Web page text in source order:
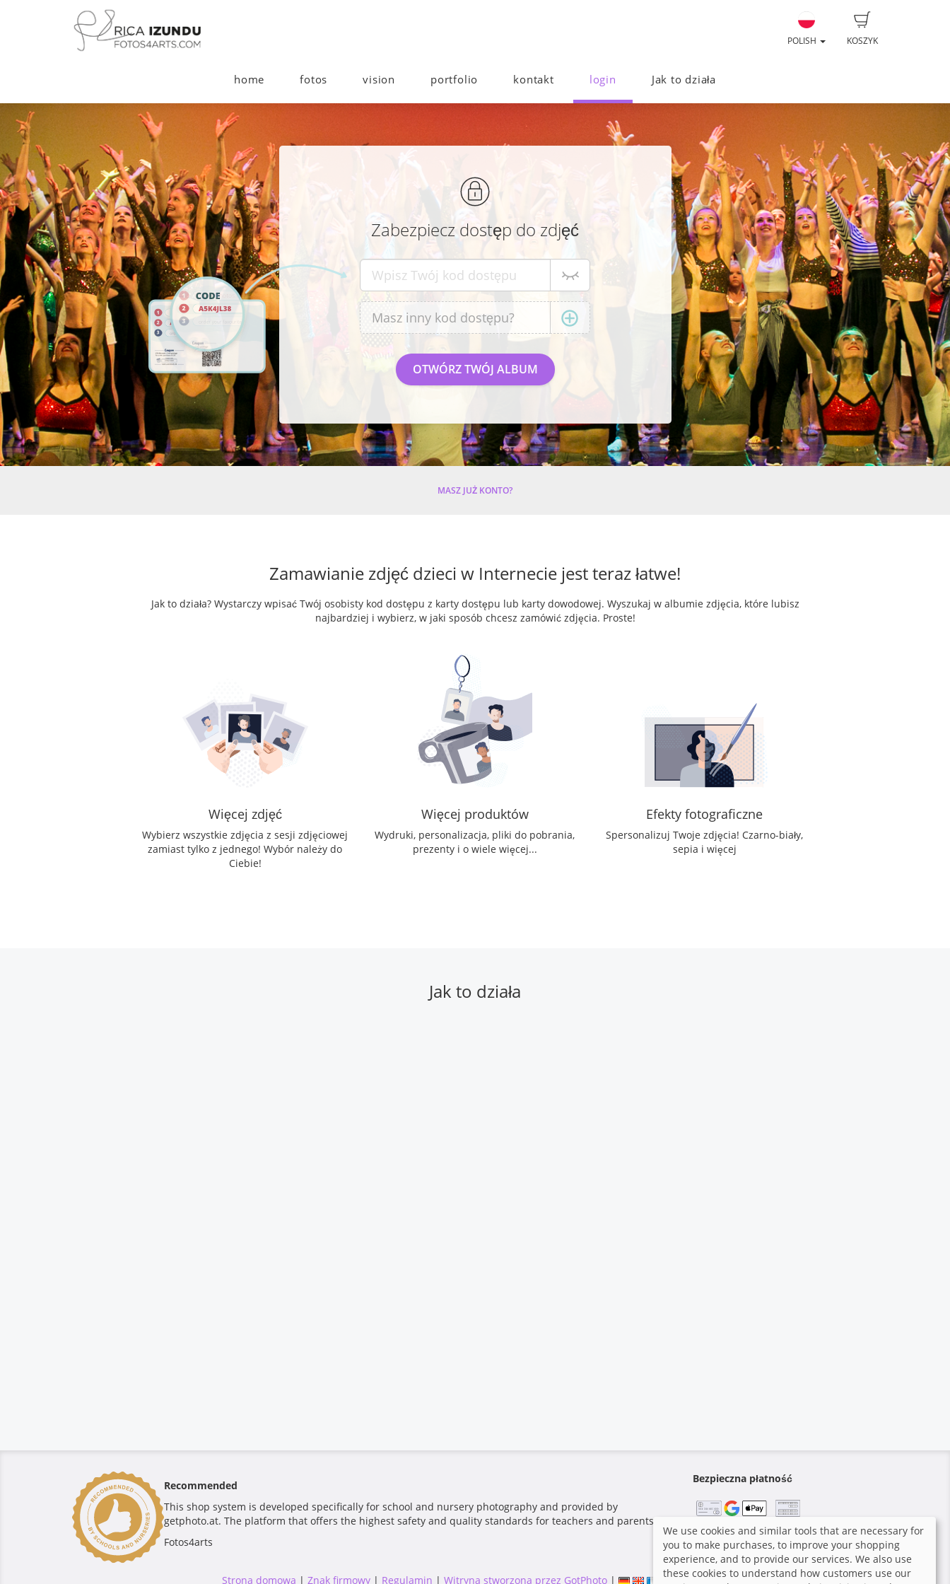
KOSZYK
POLISH
home fotos vision portfolio kontakt login Jak to działa
Zabezpiecz dostęp do zdjęć
MASZ JUŻ KONTO?
Zamawianie zdjęć dzieci w Internecie jest teraz łatwe!
Jak to działa? Wystarczy wpisać Twój osobisty kod dostępu z karty dostępu lub karty dowodowej. Wyszukaj w albumie zdjęcia, które lubisz
najbardziej i wybierz, w jaki sposób chcesz zamówić zdjęcia. Proste!
Więcej zdjęć
Wybierz wszystkie zdjęcia z sesji zdjęciowej
zamiast tylko z jednego! Wybór należy do
Ciebie!
Więcej produktów
Wydruki, personalizacja, pliki do pobrania,
prezenty i o wiele więcej...
Efekty fotograficzne
Spersonalizuj Twoje zdjęcia! Czarno-biały,
sepia i więcej
Jak to działa
Recommended
This shop system is developed specifically for school and nursery photography and provided by
getphoto.at. The platform that offers the highest safety and quality standards for teachers and parents.
Fotos4arts
Bezpieczna płatność
Strona domowa | Znak firmowy | Regulamin | Witryna stworzona przez GotPhoto |
We use cookies and similar tools that are necessary for
you to make purchases, to improve your shopping
experience, and to provide our services. We also use
these cookies to understand how customers use our